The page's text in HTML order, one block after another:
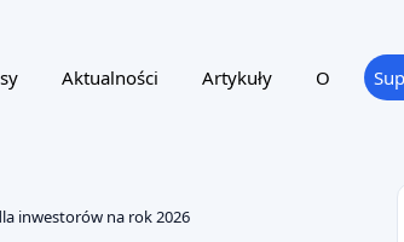
Aktualności Artykuły O
inwestorów na rok 2026